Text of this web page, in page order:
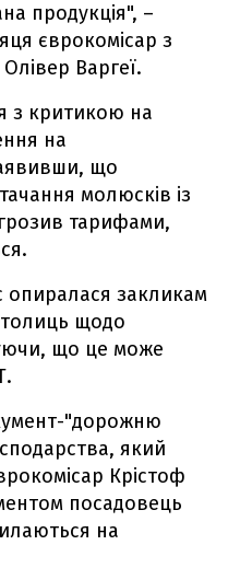
продукція", –
єврокомісар з
Варгеї.
з критикою на
на
що
молюсків із
тарифами,
опиралася закликам
щодо
що це може
"дорожню
який
Крістоф
посадовець
на